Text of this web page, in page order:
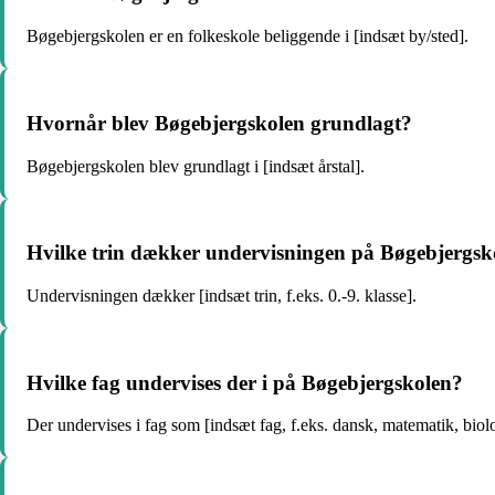
Bøgebjergskolen er en folkeskole beliggende i [indsæt by/sted].
Hvornår blev Bøgebjergskolen grundlagt?
Bøgebjergskolen blev grundlagt i [indsæt årstal].
Hvilke trin dækker undervisningen på
Undervisningen dækker [indsæt trin, f.eks. 0.-9. klasse].
Hvilke fag undervises der i på Bøgebjergskolen?
Der undervises i fag som [indsæt fag, f.eks. dansk, matematik,